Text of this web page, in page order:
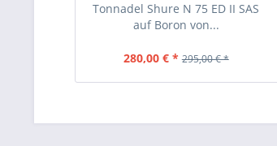
Tonnadel Shure N 75 ED II SAS
auf Boron von...
280,00 € * 295,00 € *